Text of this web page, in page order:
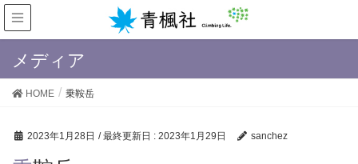
メディア
HOME 乗鞍岳
2023年1月28日 / 最終更新日 : 2023年1月29日 sanchez